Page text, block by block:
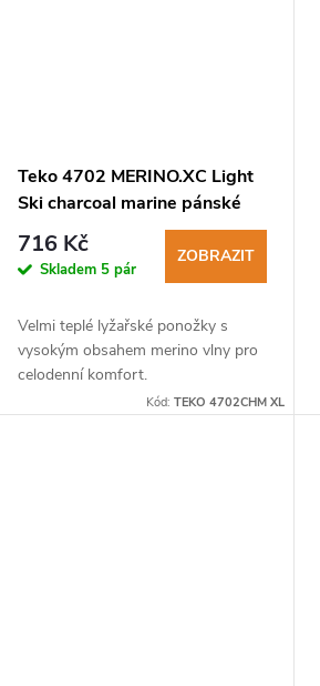
Teko 4702 MERINO.XC Light
Ski charcoal marine pánské
lyžařské ponožky
716 Kč
Skladem 5 pár
ZOBRAZIT
Velmi teplé lyžařské ponožky s
vysokým obsahem merino vlny pro
celodenní komfort.
Kód:TEKO 4702CHM XL